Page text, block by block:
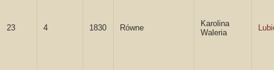
23 4 1830 Równe
Karolina
Waleria